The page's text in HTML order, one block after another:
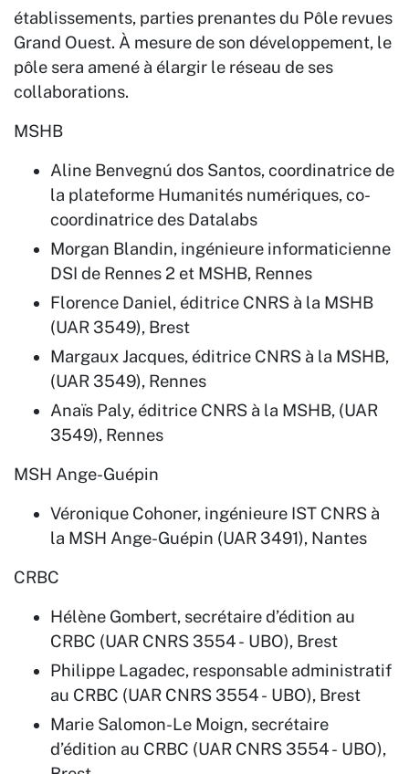
établissements, parties prenantes du Pôle revues
Grand Ouest. À mesure de son développement, le
pôle sera amené à élargir le réseau de ses
collaborations.
MSHB
Aline Benvegnú dos Santos, coordinatrice de
la plateforme Humanités numériques, co-
coordinatrice des Datalabs
Morgan Blandin, ingénieure informaticienne
DSI de Rennes 2 et MSHB, Rennes
Florence Daniel, éditrice CNRS à la MSHB
(UAR 3549), Brest
Margaux Jacques, éditrice CNRS à la MSHB,
(UAR 3549), Rennes
Anaïs Paly, éditrice CNRS à la MSHB, (UAR
3549), Rennes
MSH Ange-Guépin
Véronique Cohoner, ingénieure IST CNRS à
la MSH Ange-Guépin (UAR 3491), Nantes
CRBC
Hélène Gombert, secrétaire d’édition au
CRBC (UAR CNRS 3554 - UBO), Brest
Philippe Lagadec, responsable administratif
au CRBC (UAR CNRS 3554 - UBO), Brest
Marie Salomon-Le Moign, secrétaire
d’édition au CRBC (UAR CNRS 3554 - UBO),